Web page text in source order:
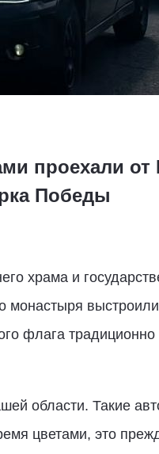
проехали
Победы
храма и
монастыря
флага
области. Такие
цветами, это